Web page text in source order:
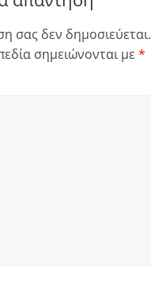
σας δεν δημοσιεύεται.
σημειώνονται με*